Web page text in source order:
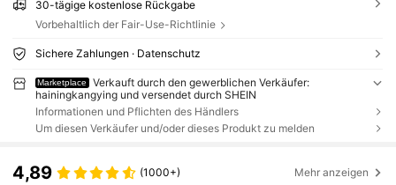
30-tägige kostenlose Rückgabe
Vorbehaltlich der Fair-Use-Richtlinie
Sichere Zahlungen · Datenschutz
Marketplace
Verkauft durch den gewerblichen Verkäufer:
hainingkangying und versendet durch SHEIN
Informationen und Pflichten des Händlers
Um diesen Verkäufer und/oder dieses Produkt zu melden
4,89 (1000+) Mehr anzeigen